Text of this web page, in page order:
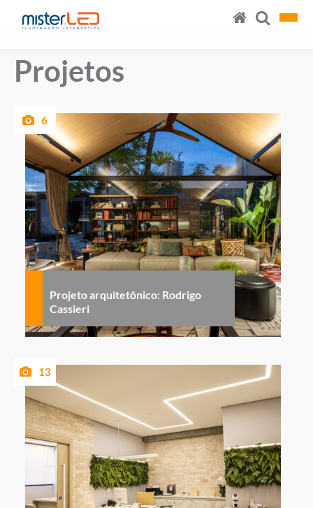
Projetos
6
Projeto arquitetônico: Rodrigo
Cassieri
13